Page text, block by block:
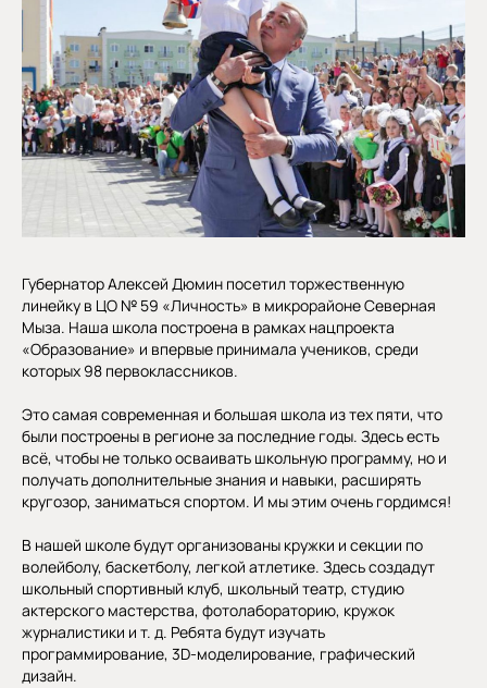
Губернатор Алексей Дюмин посетил торжественную
линейку в ЦО № 59 «Личность» в микрорайоне Северная
Мыза. Наша школа построена в рамках нацпроекта
«Образование» и впервые принимала учеников, среди
которых 98 первоклассников.
Это самая современная и большая школа из тех пяти, что
были построены в регионе за последние годы. Здесь есть
всё, чтобы не только осваивать школьную программу, но и
получать дополнительные знания и навыки, расширять
кругозор, заниматься спортом. И мы этим очень гордимся!
В нашей школе будут организованы кружки и секции по
волейболу, баскетболу, легкой атлетике. Здесь создадут
школьный спортивный клуб, школьный театр, студию
актерского мастерства, фотолабораторию, кружок
журналистики и т. д. Ребята будут изучать
программирование, 3D-моделирование, графический
дизайн.